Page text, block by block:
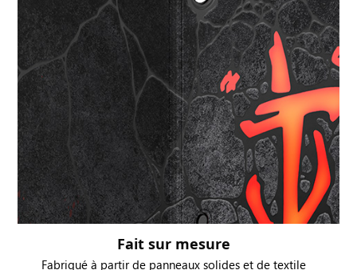
Fait sur mesure
Fabriqué à partir de panneaux solides et de textile